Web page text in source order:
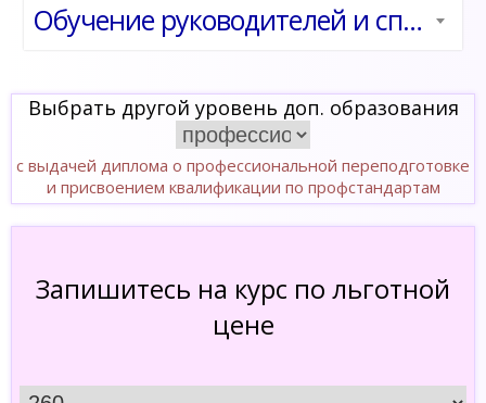
Обучение руководителей и специалистов предприятий и организаций по вопросам охраны труда
Выбрать другой уровень доп. образования
с выдачей диплома о профессиональной переподготовке
и присвоением квалификации по профстандартам
Запишитесь на курс по льготной
цене